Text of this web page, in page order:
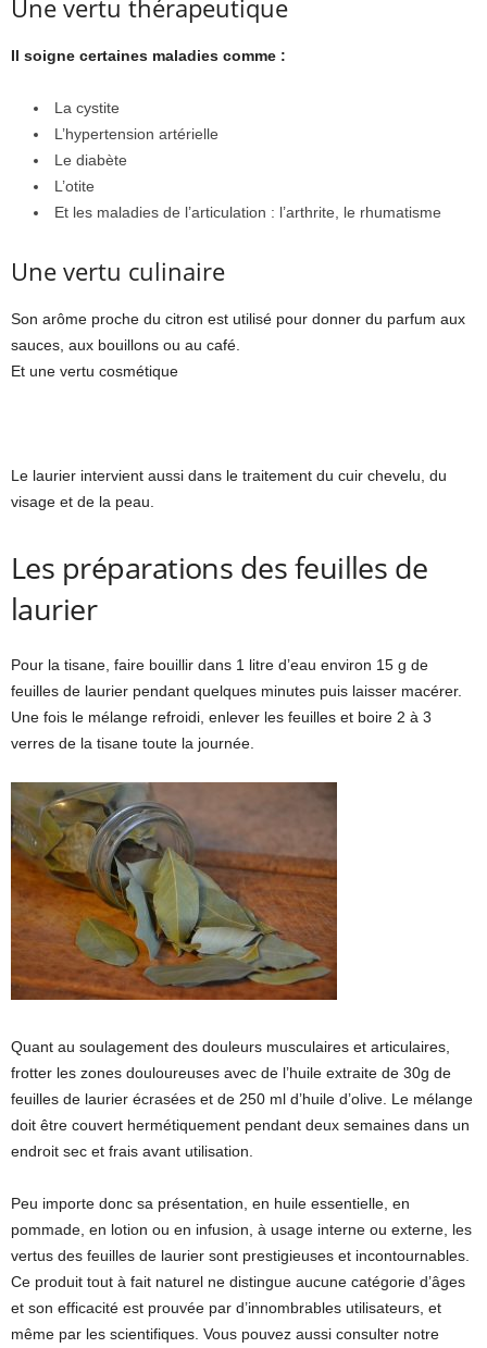
Une vertu thérapeutique
Il soigne certaines maladies comme :
La cystite
L’hypertension artérielle
Le diabète
L’otite
Et les maladies de l’articulation : l’arthrite, le rhumatisme
Une vertu culinaire
Son arôme proche du citron est utilisé pour donner du parfum aux
sauces, aux bouillons ou au café.
Et une vertu cosmétique
Le laurier intervient aussi dans le traitement du cuir chevelu, du
visage et de la peau.
Les préparations des feuilles de
laurier
Pour la tisane, faire bouillir dans 1 litre d’eau environ 15 g de
feuilles de laurier pendant quelques minutes puis laisser macérer.
Une fois le mélange refroidi, enlever les feuilles et boire 2 à 3
verres de la tisane toute la journée.
Quant au soulagement des douleurs musculaires et articulaires,
frotter les zones douloureuses avec de l’huile extraite de 30g de
feuilles de laurier écrasées et de 250 ml d’huile d’olive. Le mélange
doit être couvert hermétiquement pendant deux semaines dans un
endroit sec et frais avant utilisation.
Peu importe donc sa présentation, en huile essentielle, en
pommade, en lotion ou en infusion, à usage interne ou externe, les
vertus des feuilles de laurier sont prestigieuses et incontournables.
Ce produit tout à fait naturel ne distingue aucune catégorie d’âges
et son efficacité est prouvée par d’innombrables utilisateurs, et
même par les scientifiques. Vous pouvez aussi consulter notre